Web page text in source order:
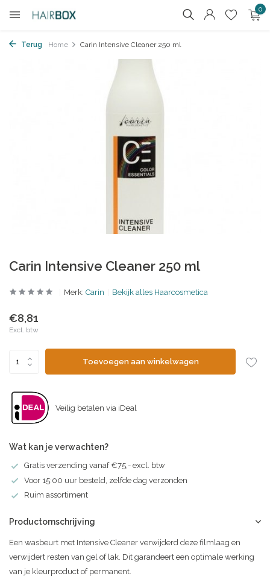
0
Terug Home Carin Intensive Cleaner 250 ml
Carin Intensive Cleaner 250 ml
Merk: Carin Bekijk alles Haarcosmetica
€8,81
Excl. btw
Toevoegen aan winkelwagen
Veilig betalen via iDeal
Wat kan je verwachten?
Gratis verzending vanaf €75,- excl. btw
Voor 15:00 uur besteld, zelfde dag verzonden
Ruim assortiment
Productomschrijving
Een wasbeurt met Intensive Cleaner verwijderd deze filmlaag en
verwijdert resten van gel of lak. Dit garandeert een optimale werking
van je kleurproduct of permanent.